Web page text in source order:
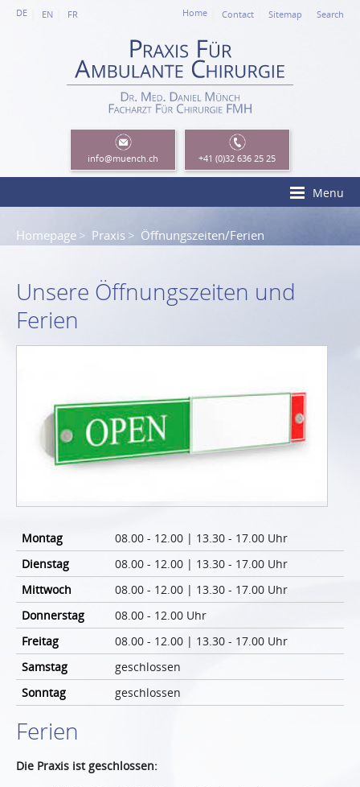
DE EN FR Home Contact Sitemap Search
Menu
Homepage Praxis Öffnungszeiten/Ferien
Unsere Öffnungszeiten und
Ferien
Montag
08.00 - 12.00 | 13.30 - 17.00 Uhr
Dienstag
08.00 - 12.00 | 13.30 - 17.00 Uhr
Mittwoch
08.00 - 12.00 | 13.30 - 17.00 Uhr
Donnerstag
08.00 - 12.00 Uhr
Freitag
08.00 - 12.00 | 13.30 - 17.00 Uhr
Samstag
geschlossen
Sonntag
geschlossen
Ferien
Die Praxis ist geschlossen:
info@muench.ch +41 (0)32 636 25 25